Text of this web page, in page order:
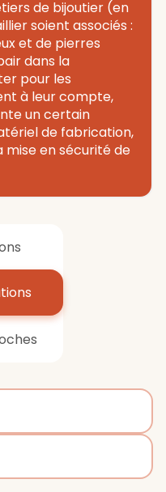
de bijoutier (en
soient associés :
et de pierres
dans la
pour les
à leur compte,
un certain
de fabrication,
mise en sécurité de